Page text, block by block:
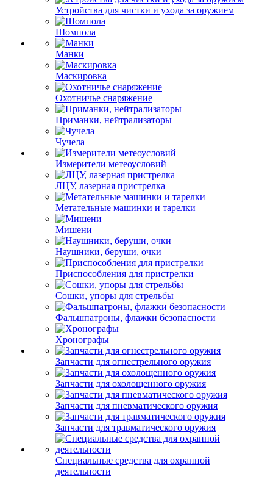
Устройства для чистки и ухода за оружием
Шомпола
Манки
Маскировка
Охотничье снаряжение
Приманки, нейтрализаторы
Чучела
Измерители метеоусловий
ЛЦУ, лазерная пристрелка
Метательные машинки и тарелки
Мишени
Наушники, беруши, очки
Приспособления для пристрелки
Сошки, упоры для стрельбы
Фальшпатроны, флажки безопасности
Хронографы
Запчасти для огнестрельного оружия
Запчасти для охолощенного оружия
Запчасти для пневматического оружия
Запчасти для травматического оружия
Специальные средства для охранной
деятельности